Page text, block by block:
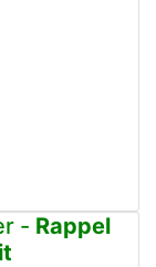
- Rappel